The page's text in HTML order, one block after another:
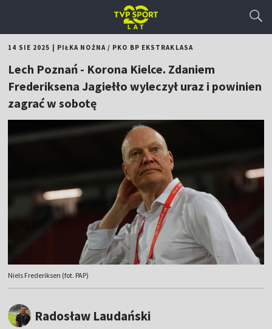
14 SIE 2025 PIŁKA NOŻNA/ PKO BP EKSTRAKLASA
Lech Poznań - Korona Kielce. Zdaniem
Frederiksena Jagiełło wyleczył uraz i powinien
zagrać w sobotę
Niels Frederiksen (fot. PAP)
Radosław Laudański